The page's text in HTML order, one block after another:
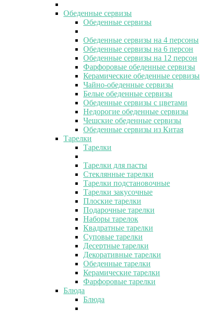
Обеденные сервизы
Обеденные сервизы
Обеденные сервизы на 4 персоны
Обеденные сервизы на 6 персон
Обеденные сервизы на 12 персон
Фарфоровые обеденные сервизы
Керамические обеденные сервизы
Чайно-обеденные сервизы
Белые обеденные сервизы
Обеденные сервизы с цветами
Недорогие обеденные сервизы
Чешские обеденные сервизы
Обеденные сервизы из Китая
Тарелки
Тарелки
Тарелки для пасты
Стеклянные тарелки
Тарелки подстановочные
Тарелки закусочные
Плоские тарелки
Подарочные тарелки
Наборы тарелок
Квадратные тарелки
Суповые тарелки
Десертные тарелки
Декоративные тарелки
Обеденные тарелки
Керамические тарелки
Фарфоровые тарелки
Блюда
Блюда